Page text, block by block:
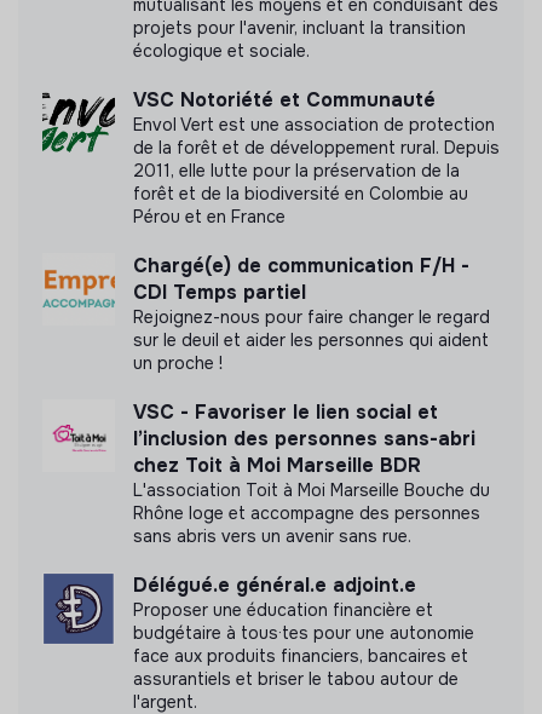
Cette structure n'a pas souhaité nous
communiquer les labels ou certifications qu'elle a
pu obtenir.
Documents
transparence
mutualisant les moyens et en conduisant des
projets pour l'avenir, incluant la transition
écologique et sociale.
VSC Notoriété et Communauté
Envol Vert est une association de protection
de la forêt et de développement rural. Depuis
2011, elle lutte pour la préservation de la
forêt et de la biodiversité en Colombie au
Pérou et en France
Chargé(e) de communication F/H -
CDI Temps partiel
Rejoignez-nous pour faire changer le regard
sur le deuil et aider les personnes qui aident
un proche !
VSC - Favoriser le lien social et
l’inclusion des personnes sans-abri
chez Toit à Moi Marseille BDR
L'association Toit à Moi Marseille Bouche du
Rhône loge et accompagne des personnes
sans abris vers un avenir sans rue.
Délégué.e général.e adjoint.e
Proposer une éducation financière et
budgétaire à tous·tes pour une autonomie
face aux produits financiers, bancaires et
assurantiels et briser le tabou autour de
l'argent.